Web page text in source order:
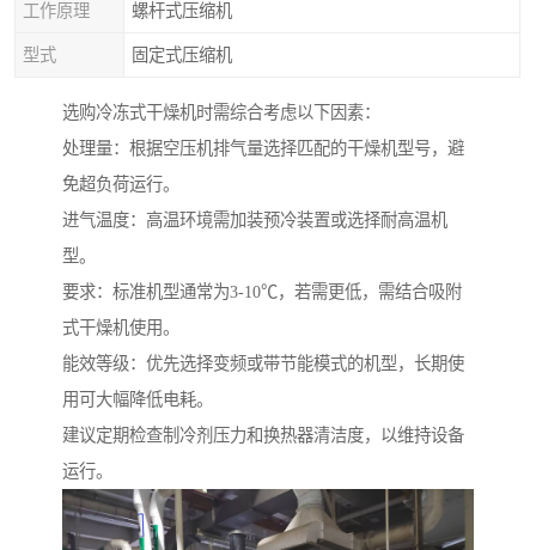
工作原理 螺杆式压缩机
型式 固定式压缩机
选购冷冻式干燥机时需综合考虑以下因素：
处理量：根据空压机排气量选择匹配的干燥机型号，避
免超负荷运行。
进气温度：高温环境需加装预冷装置或选择耐高温机
型。
要求：标准机型通常为3-10℃，若需更低，需结合吸附
式干燥机使用。
能效等级：优先选择变频或带节能模式的机型，长期使
用可大幅降低电耗。
建议定期检查制冷剂压力和换热器清洁度，以维持设备
运行。